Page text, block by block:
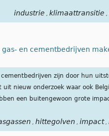
industrie klimaattransitie
gas- en cementbedrijven
zijn door hun
nieuw onderzoek waar ook
een buitengewoon grote
hittegolven impact